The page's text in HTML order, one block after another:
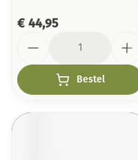
€ 44,95
Bestel